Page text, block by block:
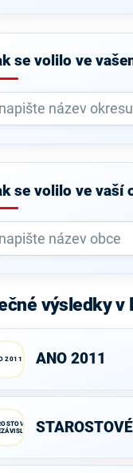
se volilo ve
se volilo ve vaší
výsledky v
2011 ANO 2011